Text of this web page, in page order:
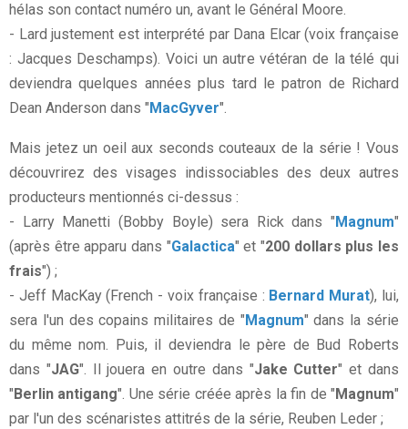
hélas son contact numéro un, avant le Général Moore.
- Lard justement est interprété par Dana Elcar (voix française
: Jacques Deschamps). Voici un autre vétéran de la télé qui
deviendra quelques années plus tard le patron de Richard
Dean Anderson dans "MacGyver".
Mais jetez un oeil aux seconds couteaux de la série ! Vous
découvrirez des visages indissociables des deux autres
producteurs mentionnés ci-dessus :
- Larry Manetti (Bobby Boyle) sera Rick dans "Magnum"
(après être apparu dans "Galactica" et "200 dollars plus les
frais") ;
- Jeff MacKay (French - voix française : Bernard Murat), lui,
sera l'un des copains militaires de "Magnum" dans la série
du même nom. Puis, il deviendra le père de Bud Roberts
dans "JAG". Il jouera en outre dans "Jake Cutter" et dans
"Berlin antigang". Une série créée après la fin de "Magnum"
par l'un des scénaristes attitrés de la série, Reuben Leder ;